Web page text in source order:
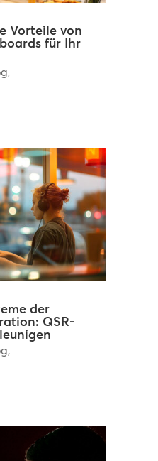
Vorteile von
für Ihr
,
der
QSR-
,